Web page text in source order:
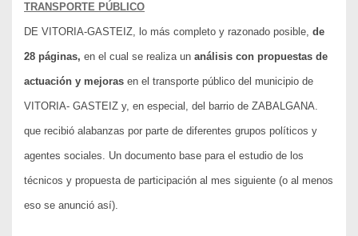
TRANSPORTE PÚBLICO
DE VITORIA-GASTEIZ, lo más completo y razonado posible, de
28 páginas, en el cual se realiza un análisis con propuestas de
actuación y mejoras en el transporte público del municipio de
VITORIA- GASTEIZ y, en especial, del barrio de ZABALGANA.
que recibió alabanzas por parte de diferentes grupos políticos y
agentes sociales. Un documento base para el estudio de los
técnicos y propuesta de participación al mes siguiente (o al menos
eso se anunció así).